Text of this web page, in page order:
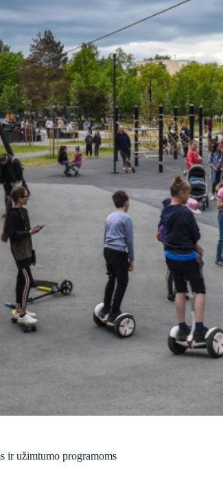
ir užimtumo programoms